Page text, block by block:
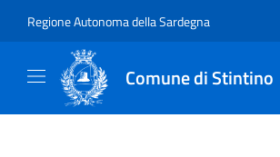
Regione Autonoma della Sardegna
Comune di Stintino